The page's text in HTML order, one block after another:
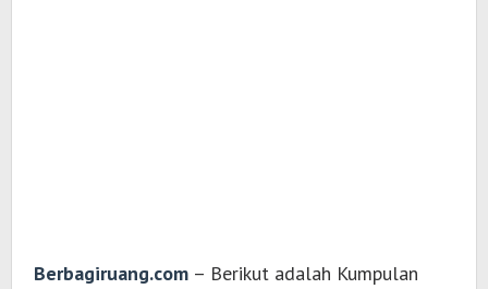
Berbagiruang.com – Berikut adalah Kumpulan